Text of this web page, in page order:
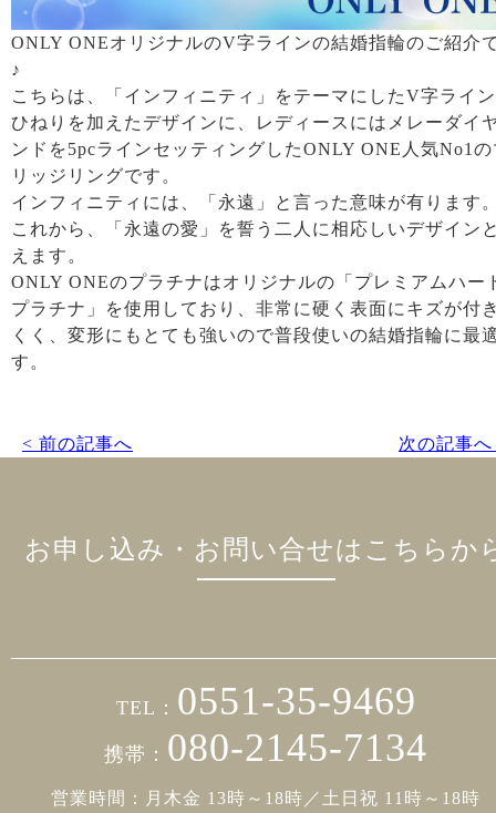
ONLY ONEオリジナルのV字ラインの結婚指輪のご紹介
♪
こちらは、「インフィニティ」をテーマにしたV字ライ
ひねりを加えたデザインに、レディースにはメレーダイ
ンドを5pcラインセッティングしたONLY ONE人気No1の
リッジリングです。
インフィニティには、「永遠」と言った意味が有ります
これから、「永遠の愛」を誓う二人に相応しいデザイン
えます。
ONLY ONEのプラチナはオリジナルの「プレミアムハー
プラチナ」を使用しており、非常に硬く表面にキズが付
くく、変形にもとても強いので普段使いの結婚指輪に最
す。
< 前の記事へ 次の記事
お申し込み・お問い合せはこちらか
TEL： 0551-35-9469
携帯： 080-2145-7134
営業時間：月木金 13時～18時／土日祝 11時～18時